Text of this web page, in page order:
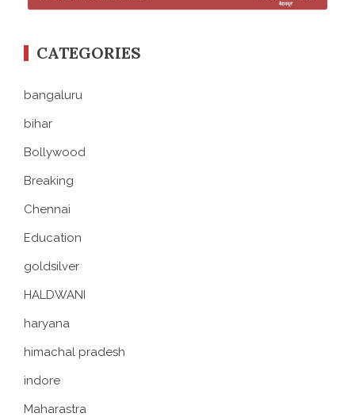
CATEGORIES
bangaluru
bihar
Bollywood
Breaking
Chennai
Education
goldsilver
HALDWANI
haryana
himachal pradesh
indore
Maharastra